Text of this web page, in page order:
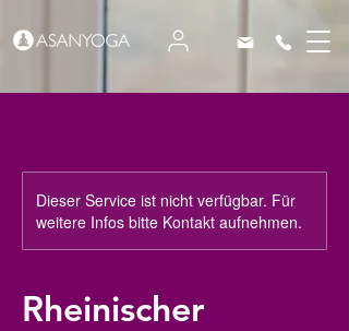
Dieser Service ist nicht verfügbar. Für
weitere Infos bitte Kontakt aufnehmen.
Rheinischer